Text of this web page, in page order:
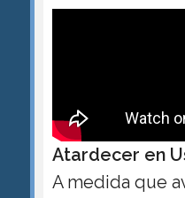
Atardecer en
A medida que